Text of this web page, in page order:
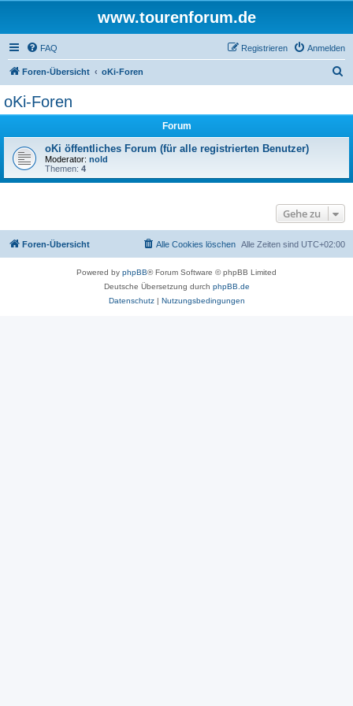
www.tourenforum.de
FAQ Anmelden
Registrieren
Foren-Übersicht oKi-Foren
oKi-Foren
Forum
oKi öffentliches Forum (für alle registrierten Benutzer)
Moderator: nold
Themen: 4
Gehe zu
Foren-Übersicht Alle Zeiten sind UTC+02:00
Alle Cookies löschen
Powered by phpBB® Forum Software © phpBB Limited
Deutsche Übersetzung durch phpBB.de
Datenschutz| Nutzungsbedingungen